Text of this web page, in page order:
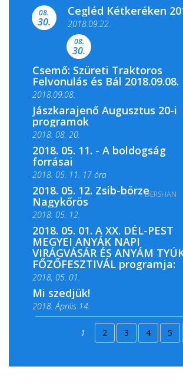
Színes és tartalmas
Csemői Községi Könyvtár és...
08.
30.
Cegléd Kétkeréken
2018.09.22.
08.
30.
Csemő: Szüreti Traktoros
Felvonulás és Bál 2018.09.08.
2018.09.08.
Jászkarajenő Augusztus 20-i
programok
2018. 08. 20.
2018. 05. 11. - A boldogság
forrásai
2018. 05. 11. 17 óra
2018. 05. 11. 19 óra
2018. 05. 12. Zsib-börze
Nagykőrös
2018. 05. 12.
2018. 05. 01. A XX. DÉL-PEST
MEGYEI ANYÁK NAPI
VIRÁGVÁSÁR ÉS ANYÁM
FŐZŐFESZTIVÁL programja:
2018, 05. 01.
Mi szedjük!
2018. Április 14.
2018. Április 15.
1 2 3 4 5
DERSHAN